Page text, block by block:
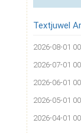
Textjuwel
2026-08-01
2026-07-01
2026-06-01
2026-05-01
2026-04-01